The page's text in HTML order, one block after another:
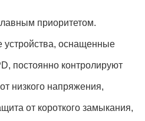
приоритетом.
устройства, оснащенные
постоянно контролируют
низкого напряжения,
от короткого замыкания,